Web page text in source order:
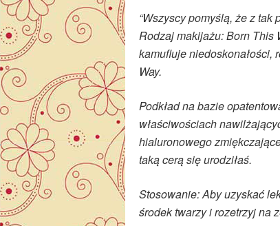
“Wszyscy pomyślą, że z tak
Rodzaj makijażu: Born This
kamufluje niedoskonałości,
Way.
Podkład na bazie
właściwościach
hialuronowego
taką cerą się urodziłaś.
Stosowanie: Aby uzyskać
środek twarzy i rozetrzyj na